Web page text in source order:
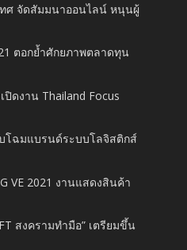
ทศ จัดสัมมนาออนไลน์ หนุนผู้
ตอกย้ำศักยภาพตลาดทุน
ปิดงาน Thailand Focus
โฉมแบรนด์ระบบโลจิสติกส์
VE 2021 งานแสดงสินค้า
สงครามทำมือ” เตรียมขึ้น